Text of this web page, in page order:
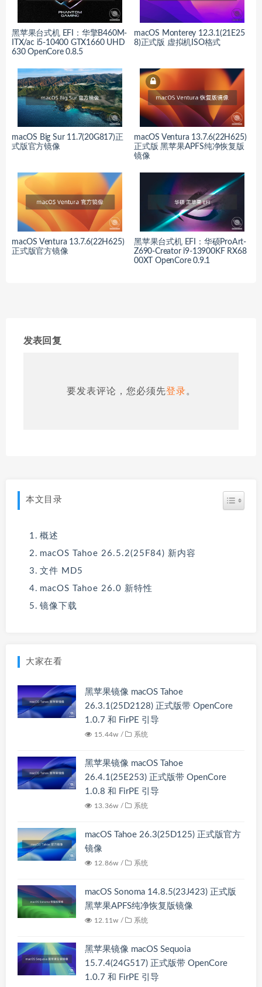
黑苹果台式机 EFI：华擎B460M-
ITX/ac i5-10400 GTX1660 UHD
630 OpenCore 0.8.5
macOS Monterey 12.3.1(21E25
8)正式版 虚拟机ISO格式
macOS Big Sur 11.7(20G817)正
式版官方镜像
macOS Ventura 13.7.6(22H625)
正式版 黑苹果APFS纯净恢复版
镜像
macOS Ventura 13.7.6(22H625)
正式版官方镜像
黑苹果台式机 EFI：华硕ProArt-
Z690-Creator i9-13900KF RX68
00XT OpenCore 0.9.1
发表回复
要发表评论，您必须先登录。
本文目录
概述
macOS Tahoe 26.5.2(25F84) 新内容
文件 MD5
macOS Tahoe 26.0 新特性
镜像下载
大家在看
黑苹果镜像 macOS Tahoe
26.3.1(25D2128) 正式版带 OpenCore
1.0.7 和 FirPE 引导
15.44w / 系统
黑苹果镜像 macOS Tahoe
26.4.1(25E253) 正式版带 OpenCore
1.0.8 和 FirPE 引导
13.36w / 系统
macOS Tahoe 26.3(25D125) 正式版官方
镜像
12.86w / 系统
macOS Sonoma 14.8.5(23J423) 正式版
黑苹果APFS纯净恢复版镜像
12.11w / 系统
黑苹果镜像 macOS Sequoia
15.7.4(24G517) 正式版带 OpenCore
1.0.7 和 FirPE 引导